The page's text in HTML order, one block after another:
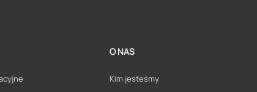
O NAS
Kim jesteśmy